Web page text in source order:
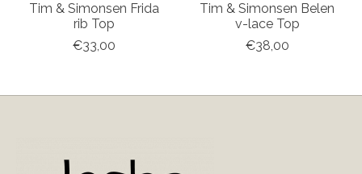
Tim & Simonsen Frida
rib Top
€33,00
Tim & Simonsen Belen
v-lace Top
€38,00